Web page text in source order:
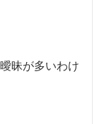
昧が多いわけ